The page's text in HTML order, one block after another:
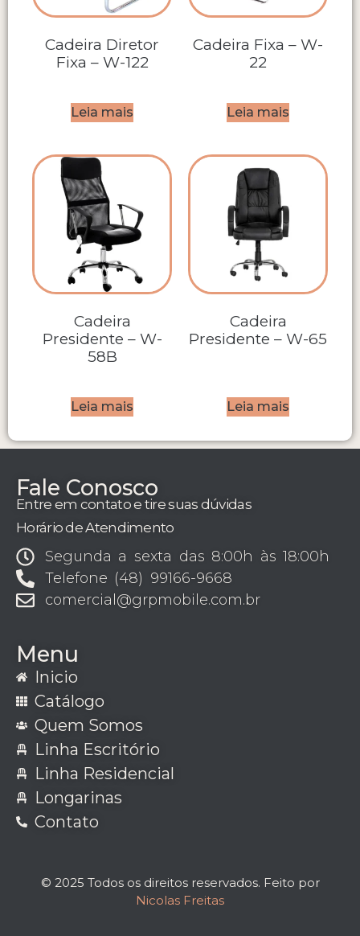
Cadeira Diretor
Fixa – W-122
Leia mais
Cadeira Fixa – W-
22
Leia mais
Cadeira
Presidente – W-
58B
Leia mais
Cadeira
Presidente – W-65
Leia mais
Fale Conosco
Entre em contato e tire suas dúvidas
Horário de Atendimento
Segunda a sexta das 8:00h às 18:00h
Telefone (48) 99166-9668
comercial@grpmobile.com.br
Menu
Inicio
Catálogo
Quem Somos
Linha Escritório
Linha Residencial
Longarinas
Contato
© 2025 Todos os direitos reservados. Feito por
Nicolas Freitas